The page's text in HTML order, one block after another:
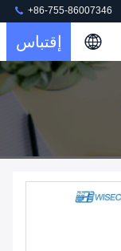
+86-755-86007346
إقتباس